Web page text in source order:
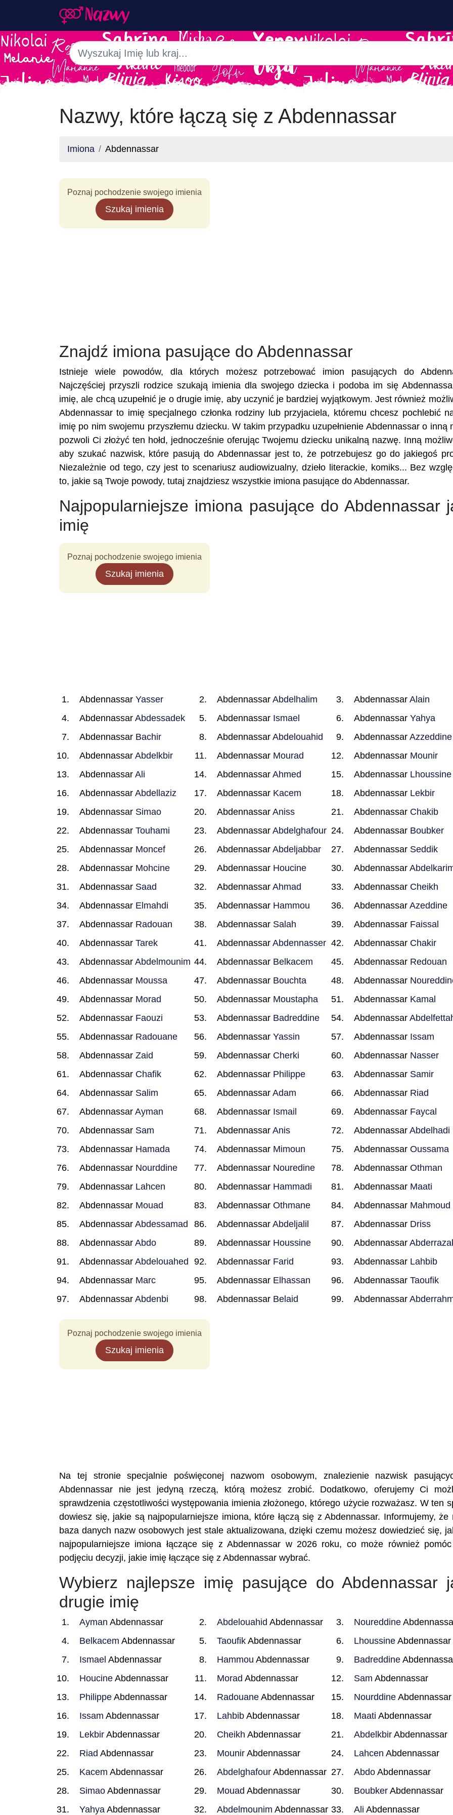
Nazwy, które łączą się z Abdennassar
Imiona Abdennassar
Poznaj pochodzenie swojego imienia
Szukaj imienia
Znajdź imiona pasujące do Abdennassar
Istnieje wiele powodów, dla których możesz potrzebować imion pasujących do
Najczęściej przyszli rodzice szukają imienia dla swojego dziecka i podoba im się
imię, ale chcą uzupełnić je o drugie imię, aby uczynić je bardziej wyjątkowym. Jest również
Abdennassar to imię specjalnego członka rodziny lub przyjaciela, któremu chcesz pochlebić
imię po nim swojemu przyszłemu dziecku. W takim przypadku uzupełnienie Abdennassar o inną
pozwoli Ci złożyć ten hołd, jednocześnie oferując Twojemu dziecku unikalną nazwę. Inną
aby szukać nazwisk, które pasują do Abdennassar jest to, że potrzebujesz go do jakiegoś
Niezależnie od tego, czy jest to scenariusz audiowizualny, dzieło literackie, komiks... Bez
to, jakie są Twoje powody, tutaj znajdziesz wszystkie imiona pasujące do Abdennassar.
Najpopularniejsze imiona pasujące do Abdennassar
imię
Poznaj pochodzenie swojego imienia
Szukaj imienia
Abdennassar Yasser Abdennassar Abdelhalim AbdennassarAlain
Abdennassar Abdessadek Abdennassar Ismael AbdennassarYahya
Abdennassar Bachir Abdennassar Abdelouahid AbdennassarAzzeddine
Abdennassar Abdelkbir Abdennassar Mourad Abdennassar Mounir
Abdennassar Ali Abdennassar Ahmed Abdennassar Lhoussine
Abdennassar Abdellaziz Abdennassar Kacem Abdennassar Lekbir
Abdennassar Simao Abdennassar Aniss Abdennassar Chakib
Abdennassar Touhami Abdennassar Abdelghafour Abdennassar Boubker
Abdennassar Moncef Abdennassar Abdeljabbar Abdennassar Seddik
Abdennassar Mohcine Abdennassar Houcine Abdennassar
Abdennassar Saad Abdennassar Ahmad Abdennassar Cheikh
Abdennassar Elmahdi Abdennassar Hammou AbdennassarAzeddine
Abdennassar Radouan Abdennassar Salah Abdennassar Faissal
Abdennassar Tarek Abdennassar Abdennasser Abdennassar Chakir
Abdennassar Abdelmounim Abdennassar Belkacem Abdennassar Redouan
Abdennassar Moussa Abdennassar Bouchta Abdennassar
Abdennassar Morad Abdennassar Moustapha Abdennassar Kamal
Abdennassar Faouzi Abdennassar Badreddine Abdennassar
Abdennassar Radouane Abdennassar Yassin Abdennassar Issam
Abdennassar Zaid Abdennassar Cherki Abdennassar Nasser
Abdennassar Chafik Abdennassar Philippe Abdennassar Samir
Abdennassar Salim Abdennassar Adam Abdennassar Riad
Abdennassar Ayman Abdennassar Ismail Abdennassar Faycal
Abdennassar Sam Abdennassar Anis AbdennassarAbdelhadi
Abdennassar Hamada Abdennassar Mimoun AbdennassarOussama
Abdennassar Nourddine Abdennassar Nouredine AbdennassarOthman
Abdennassar Lahcen Abdennassar Hammadi Abdennassar Maati
Abdennassar Mouad Abdennassar Othmane Abdennassar Mahmoud
Abdennassar Abdessamad Abdennassar Abdeljalil Abdennassar Driss
Abdennassar Abdo Abdennassar Houssine Abdennassar
Abdennassar Abdelouahed Abdennassar Farid Abdennassar Lahbib
Abdennassar Marc Abdennassar Elhassan AbdennassarTaoufik
Abdennassar Abdenbi Abdennassar Belaid Abdennassar
Poznaj pochodzenie swojego imienia
Szukaj imienia
Na tej stronie specjalnie poświęconej nazwom osobowym, znalezienie nazwisk
Abdennassar nie jest jedyną rzeczą, którą możesz zrobić. Dodatkowo, oferujemy Ci
sprawdzenia częstotliwości występowania imienia złożonego, którego użycie rozważasz. W ten
dowiesz się, jakie są najpopularniejsze imiona, które łączą się z Abdennassar. Informujemy, że
baza danych nazw osobowych jest stale aktualizowana, dzięki czemu możesz dowiedzieć się,
najpopularniejsze imiona łączące się z Abdennassar w 2026 roku, co może również
podjęciu decyzji, jakie imię łączące się z Abdennassar wybrać.
Wybierz najlepsze imię pasujące do Abdennassar
drugie imię
Ayman Abdennassar Abdelouahid Abdennassar Noureddine
Belkacem Abdennassar TaoufikAbdennassar Lhoussine Abdennassar
Ismael Abdennassar Hammou Abdennassar Badreddine
Houcine Abdennassar Morad Abdennassar Sam Abdennassar
Philippe Abdennassar RadouaneAbdennassar Nourddine Abdennassar
Issam Abdennassar LahbibAbdennassar Maati Abdennassar
Lekbir Abdennassar Cheikh Abdennassar Abdelkbir Abdennassar
Riad Abdennassar MounirAbdennassar Lahcen Abdennassar
Kacem Abdennassar AbdelghafourAbdennassar Abdo Abdennassar
Simao Abdennassar Mouad Abdennassar Boubker Abdennassar
Yahya Abdennassar Abdelmounim Abdennassar Ali Abdennassar